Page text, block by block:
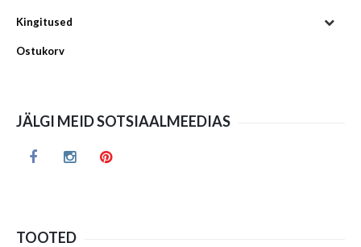
Kingitused
Ostukorv
JÄLGI MEID SOTSIAALMEEDIAS
TOOTED